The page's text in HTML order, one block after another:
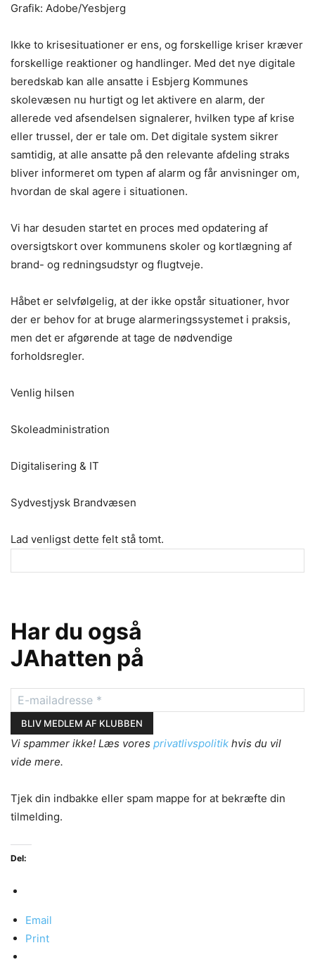
Grafik: Adobe/Yesbjerg
Ikke to krisesituationer er ens, og forskellige kriser kræver
forskellige reaktioner og handlinger. Med det nye digitale
beredskab kan alle ansatte i Esbjerg Kommunes
skolevæsen nu hurtigt og let aktivere en alarm, der
allerede ved afsendelsen signalerer, hvilken type af krise
eller trussel, der er tale om. Det digitale system sikrer
samtidig, at alle ansatte på den relevante afdeling straks
bliver informeret om typen af alarm og får anvisninger om,
hvordan de skal agere i situationen.
Vi har desuden startet en proces med opdatering af
oversigtskort over kommunens skoler og kortlægning af
brand- og redningsudstyr og flugtveje.
Håbet er selvfølgelig, at der ikke opstår situationer, hvor
der er behov for at bruge alarmeringssystemet i praksis,
men det er afgørende at tage de nødvendige
forholdsregler.
Venlig hilsen
Skoleadministration
Digitalisering & IT
Sydvestjysk Brandvæsen
Lad venligst dette felt stå tomt.
Har du også
JAhatten på
Vi spammer ikke! Læs vores privatlivspolitik hvis du vil
vide mere.
Tjek din indbakke eller spam mappe for at bekræfte din
tilmelding.
Del:
Email
Print